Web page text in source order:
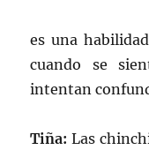
es una
cuando se
intentan
Tiña: Las